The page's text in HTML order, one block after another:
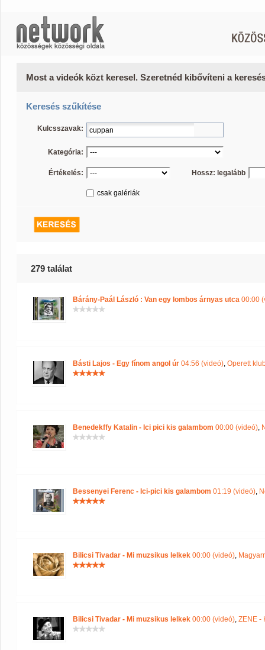
Most a videók közt keresel. Szeretnéd kibővíteni a
Keresés szűkítése
Kulcsszavak:
Kategória:
Értékelés: Hossz: legalább
csak galériák
279 találat
Bárány-Paál László : Van egy lombos árnyas utca 00:00
Básti Lajos - Egy fínom angol úr 04:56 (videó), Operett
Benedekffy Katalin - Ici pici kis galambom 00:00 (videó),
Bessenyei Ferenc - Ici-pici kis galambom 01:19 (videó),
Bilicsi Tivadar - Mi muzsikus lelkek 00:00 (videó),
Bilicsi Tivadar - Mi muzsikus lelkek 00:00 (videó), ZENE -